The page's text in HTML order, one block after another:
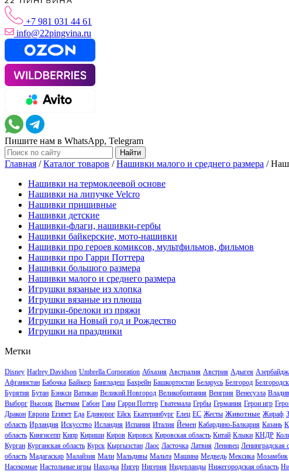
+7 981 031 44 61
info@22pingvina.ru
Пишите нам в WhatsApp, Telegram
Главная /Каталог товаров /Нашивки малого и среднего размера /
Нашивки на термоклеевой основе
Нашивки на липучке Velcro
Нашивки пришивные
Нашивки детские
Нашивки-флаги, нашивки-гербы
Нашивки байкерские, мото-нашивки
Нашивки про героев комиксов, мультфильмов, фильмов
Нашивки про Гарри Поттера
Нашивки большого размера
Нашивки малого и среднего размера
Игрушки вязаные из хлопка
Игрушки вязаные из плюша
Игрушки-брелоки из пряжи
Игрушки на Новый год и Рождество
Игрушки на праздники
Метки
Disney Harlrey Davidson Umbrella Corporation Абхазия Австралия Австрия Адыгея
Афганистан Бабочка Байкер Бангладеш Бахрейн Башкортостан Беларусь Белгород
Бурятия Бутан Бэнкси Ватикан Великий Новгород Великобритания Венгрия Венесуэла
Выборг Высоцк Вьетнам Габон Гана Гарри Поттер Гватемала Гербы Германия Герои игр
Дракон Европа Египет Еда Единорог Ейск Екатеринбург Елец ЕС Жесты Животные Жираф
область Ирландия Искусство Исландия Испания Италия Йемен Кабардино-Балкария Казань
область Кингисепп Кипр Кириши Киров Кировск Кировская область Китай Клыки КНДР
Курган Курганская область Курск Кыргызстан Лаос Ласточка Латвия Ленивец Ленинградская
область Мадагаскар Малайзия Мали Мальдивы Мальта Машина Медведь Мексика Мозамбик
Насекомые Настольные игры Находка Нигер Нигерия Нидерланды Нижегородская область